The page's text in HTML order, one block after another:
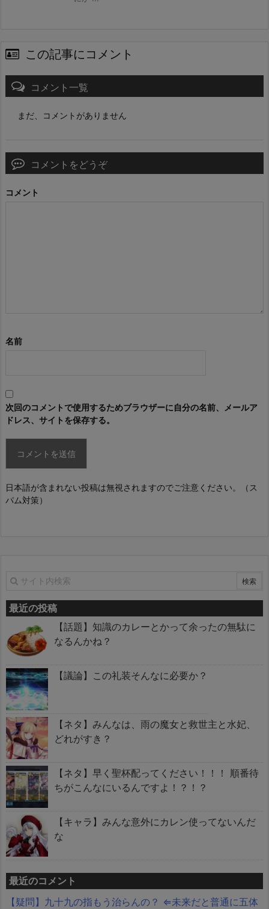
この記事にコメント
コメント一覧
まだ、コメントがありません
コメントをどうぞ
コメント
名前
次回のコメントで使用するためブラウザーに自分の名前、メールア
ドレス、サイトを保存する。
日本語が含まれない投稿は無視されますのでご注意ください。（ス
パム対策）
最近の投稿
【話題】知識のカレーとかって余ったの無駄に
なるんかね？
【議論】この礼装そんなに必要か？
【ネタ】みんなは、雨の魔女と救世主と水妃、
どれがすき？
【ネタ】早く聖杯配ってください！！！ 順番待
ちがこんなにいるんですよ！？！？
【キャラ】みんな意外にカレン使ってないんだ
な
最近のコメント
【疑問】九十九の指もう治らんの？ ⇐未来だと普通に五体